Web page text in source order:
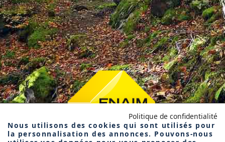
Politique de confidentialité
Nous utilisons des cookies qui sont utilisés pour
la personnalisation des annonces. Pouvons-nous